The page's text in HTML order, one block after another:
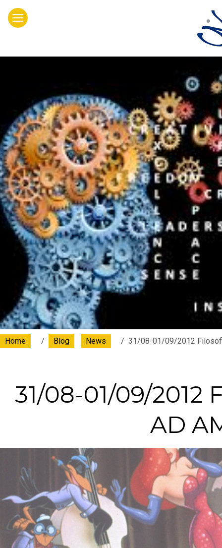
Home Blog News 31/08-01/09/2012
31/08-01/09/2012
AD